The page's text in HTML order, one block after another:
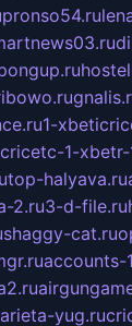
pronso54.ru
1-
cricetc-1-
top-halyava.ru
2.ru3-d-file.ru
shaggy-cat.ru
accounts-
yug.ru